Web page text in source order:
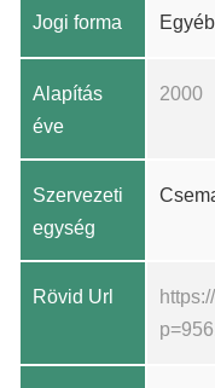
Jogi forma Egyéb
Alapítás
éve
2000
Szervezeti
egység
Rövid Url